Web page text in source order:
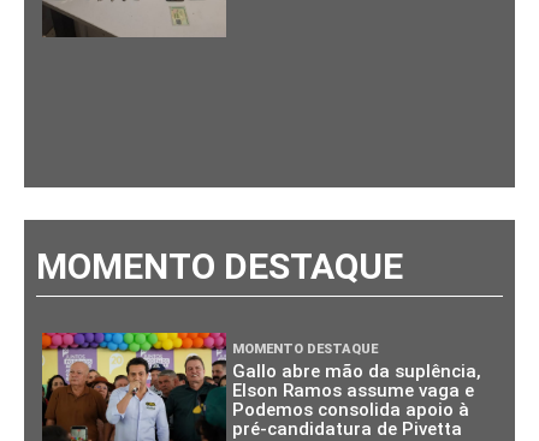
MOMENTO DESTAQUE
MOMENTO DESTAQUE
Gallo abre mão da suplência,
Elson Ramos assume vaga e
Podemos consolida apoio à
pré-candidatura de Pivetta